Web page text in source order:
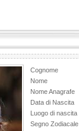
Cognome
Nome
Nome Anagrafe
Data di Nascita
Luogo di nascita
Segno Zodiacale